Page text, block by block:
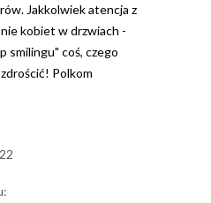
Jakkolwiek atencja z
kobiet w drzwiach -
smilingu" coś, czego
Polkom